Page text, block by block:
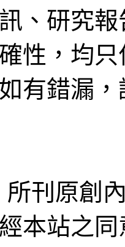
、研究
性，均
有錯漏
所刊原創
本站之